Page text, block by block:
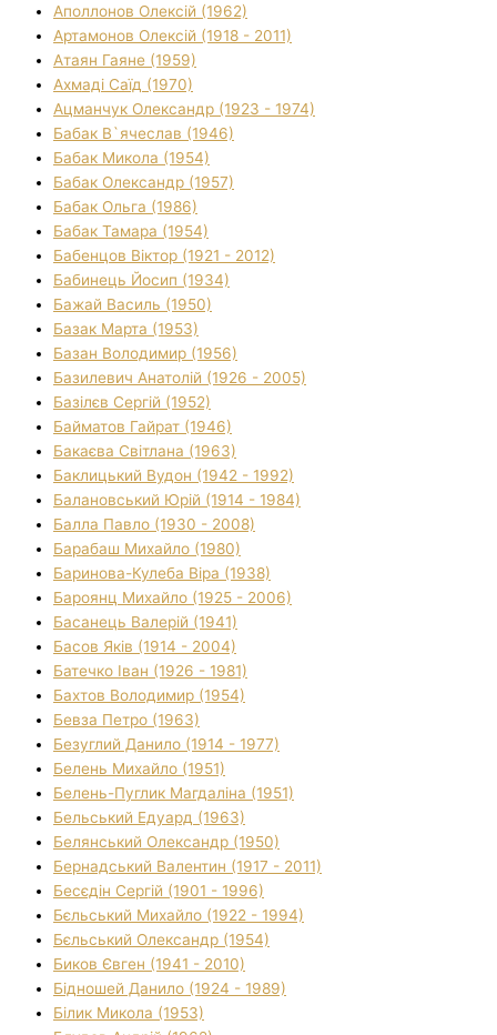
Аполлонов Олексій (1962)
Артамонов Олексій (1918 - 2011)
Атаян Гаяне (1959)
Ахмаді Саїд (1970)
Ацманчук Олександр (1923 - 1974)
Бабак В`ячеслав (1946)
Бабак Микола (1954)
Бабак Олександр (1957)
Бабак Ольга (1986)
Бабак Тамара (1954)
Бабенцов Віктор (1921 - 2012)
Бабинець Йосип (1934)
Бажай Василь (1950)
Базак Марта (1953)
Базан Володимир (1956)
Базилевич Анатолій (1926 - 2005)
Базілєв Сергій (1952)
Байматов Гайрат (1946)
Бакаєва Світлана (1963)
Баклицький Вудон (1942 - 1992)
Балановський Юрій (1914 - 1984)
Балла Павло (1930 - 2008)
Барабаш Михайло (1980)
Баринова-Кулеба Віра (1938)
Бароянц Михайло (1925 - 2006)
Басанець Валерій (1941)
Басов Яків (1914 - 2004)
Батечко Іван (1926 - 1981)
Бахтов Володимир (1954)
Бевза Петро (1963)
Безуглий Данило (1914 - 1977)
Белень Михайло (1951)
Белень-Пуглик Магдаліна (1951)
Бельський Едуард (1963)
Белянський Олександр (1950)
Бернадський Валентин (1917 - 2011)
Бесєдін Сергій (1901 - 1996)
Бєльський Михайло (1922 - 1994)
Бєльський Олександр (1954)
Биков Євген (1941 - 2010)
Бідношей Данило (1924 - 1989)
Білик Микола (1953)